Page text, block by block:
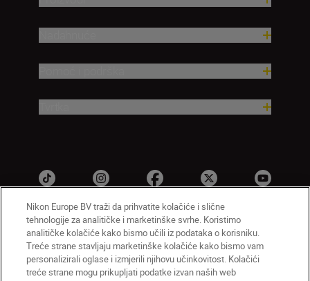
HR Nikon Sites
Obratite nam se
Obavijest o zaštiti privatnosti
Uvjeti upotrebe
Obavijest o kolačićima
Nikon Europe BV traži da prihvatite kolačiće i slične
tehnologije za analitičke i marketinške svrhe. Koristimo
analitičke kolačiće kako bismo učili iz podataka o korisniku.
Treće strane stavljaju marketinške kolačiće kako bismo vam
personalizirali oglase i izmjerili njihovu učinkovitost. Kolačići
treće strane mogu prikupljati podatke izvan naših web